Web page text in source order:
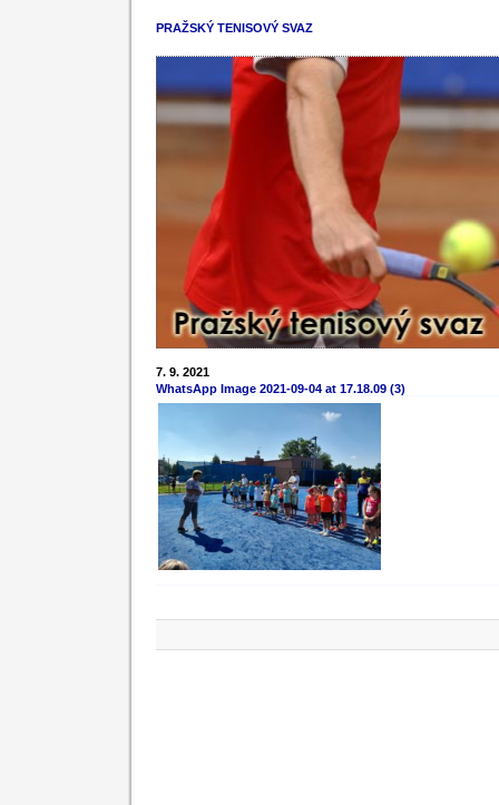
PRAŽSKÝ TENISOVÝ SVAZ
7. 9. 2021
WhatsApp Image 2021-09-04 at 17.18.09 (3)